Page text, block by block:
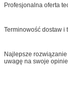
Profesjonalna oferta
Terminowość dostaw i
Najlepsze
uwagę na swoje